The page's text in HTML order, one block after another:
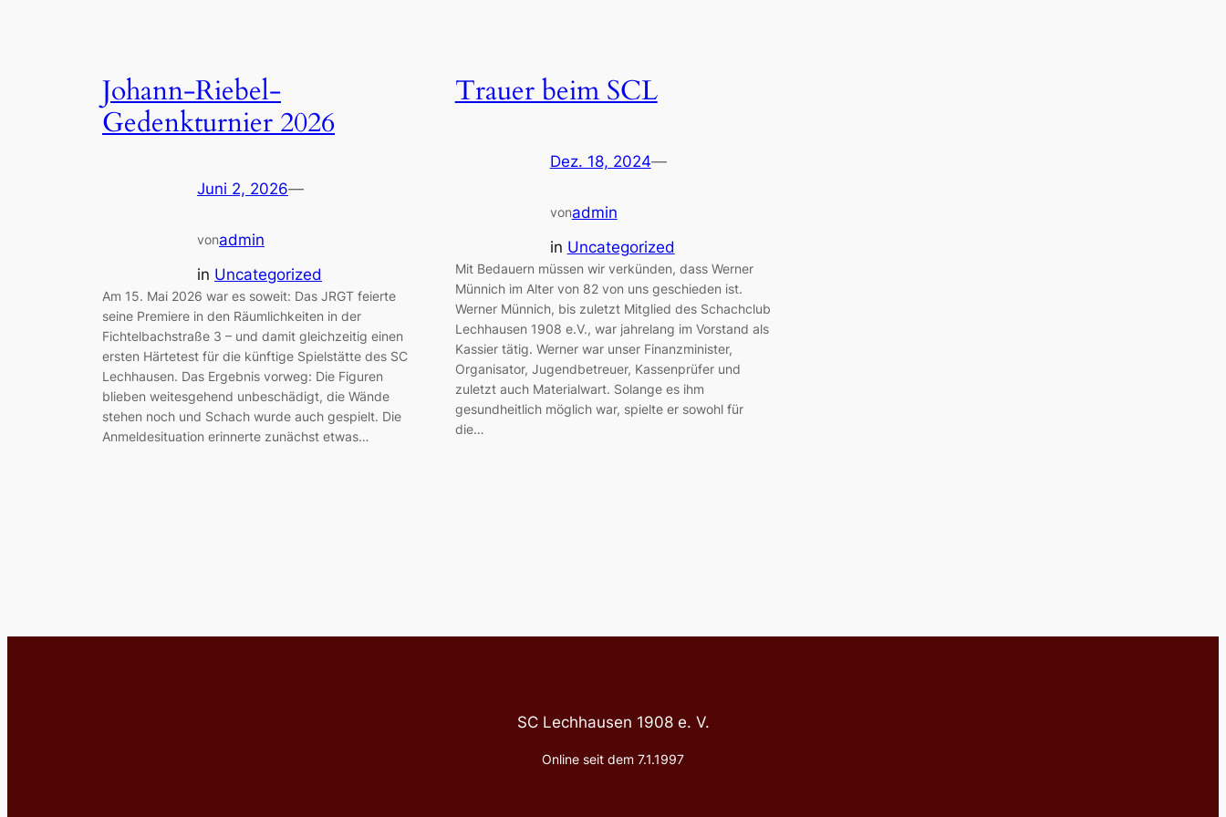
Johann-Riebel-
Gedenkturnier 2026
Juni 2, 2026—
vonadmin
in Uncategorized
Am 15. Mai 2026 war es soweit: Das JRGT feierte
seine Premiere in den Räumlichkeiten in der
Fichtelbachstraße 3 – und damit gleichzeitig einen
ersten Härtetest für die künftige Spielstätte des SC
Lechhausen. Das Ergebnis vorweg: Die Figuren
blieben weitesgehend unbeschädigt, die Wände
stehen noch und Schach wurde auch gespielt. Die
Anmeldesituation erinnerte zunächst etwas…
Trauer beim SCL
Dez. 18, 2024—
vonadmin
in Uncategorized
Mit Bedauern müssen wir verkünden, dass Werner
Münnich im Alter von 82 von uns geschieden ist.
Werner Münnich, bis zuletzt Mitglied des Schachclub
Lechhausen 1908 e.V., war jahrelang im Vorstand als
Kassier tätig. Werner war unser Finanzminister,
Organisator, Jugendbetreuer, Kassenprüfer und
zuletzt auch Materialwart. Solange es ihm
gesundheitlich möglich war, spielte er sowohl für
die…
SC Lechhausen 1908 e. V.
Online seit dem 7.1.1997